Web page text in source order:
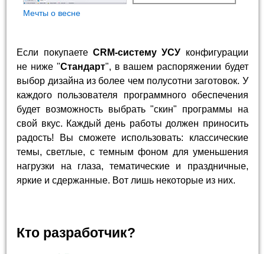
Мечты о весне
Если покупаете CRM-систему УСУ конфигурации
не ниже "Стандарт", в вашем распоряжении будет
выбор дизайна из более чем полусотни заготовок. У
каждого пользователя программного обеспечения
будет возможность выбрать "скин" программы на
свой вкус. Каждый день работы должен приносить
радость! Вы сможете использовать: классические
темы, светлые, с темным фоном для уменьшения
нагрузки на глаза, тематические и праздничные,
яркие и сдержанные. Вот лишь некоторые из них.
Кто разработчик?